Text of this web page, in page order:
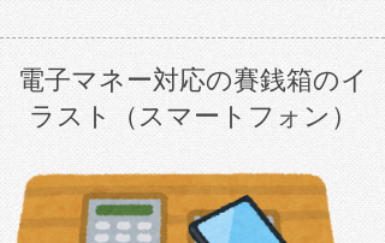
電子マネー対応の賽銭箱のイ
ラスト（スマートフォン）